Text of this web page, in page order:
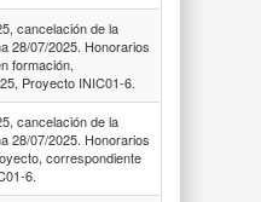
cancelación de la
28/07/2025. Honorarios
formación,
Proyecto INIC01-6.
cancelación de la
28/07/2025. Honorarios
correspondiente
6.